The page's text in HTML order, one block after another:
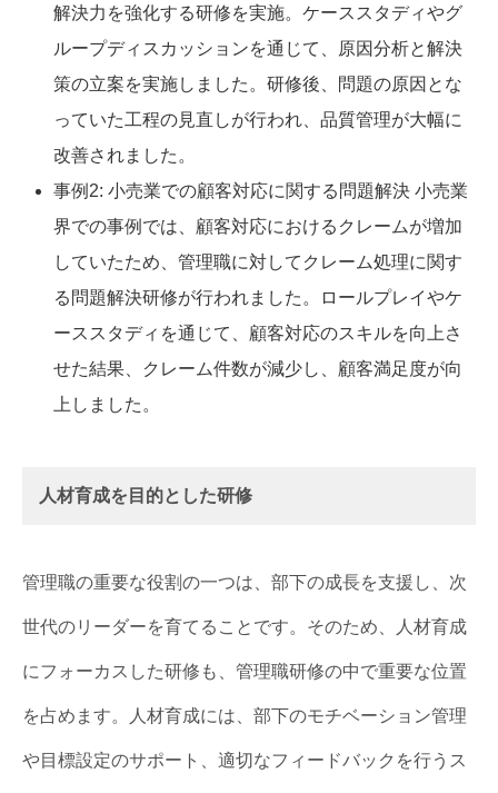
解決力を強化する研修を実施。ケーススタディやグ
ループディスカッションを通じて、原因分析と解決
策の立案を実施しました。研修後、問題の原因とな
っていた工程の見直しが行われ、品質管理が大幅に
改善されました。
事例2: 小売業での顧客対応に関する問題解決 小売業
界での事例では、顧客対応におけるクレームが増加
していたため、管理職に対してクレーム処理に関す
る問題解決研修が行われました。ロールプレイやケ
ーススタディを通じて、顧客対応のスキルを向上さ
せた結果、クレーム件数が減少し、顧客満足度が向
上しました。
人材育成を目的とした研修
管理職の重要な役割の一つは、部下の成長を支援し、次
世代のリーダーを育てることです。そのため、人材育成
にフォーカスした研修も、管理職研修の中で重要な位置
を占めます。人材育成には、部下のモチベーション管理
や目標設定のサポート、適切なフィードバックを行うス